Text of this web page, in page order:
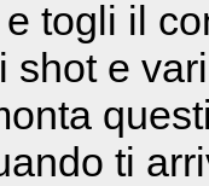
togli il
shot e
ti